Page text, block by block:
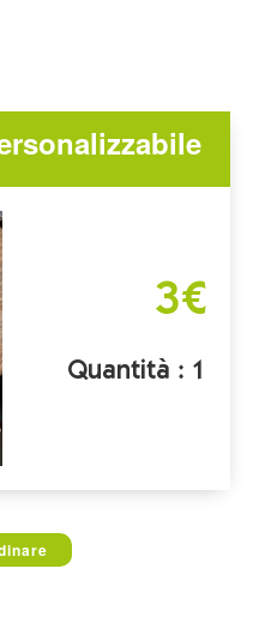
3€
Quantità : 1